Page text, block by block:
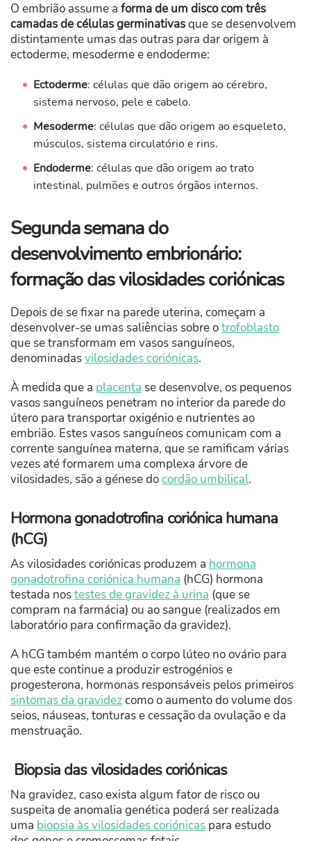
O embrião assume a forma de um disco com três
camadas de células germinativasque se desenvolvem
distintamente umas das outras para dar origem à
ectoderme, mesoderme e endoderme:
Ectoderme: células que dão origem ao cérebro,
sistema nervoso, pele e cabelo.
Mesoderme: células que dão origem ao esqueleto,
músculos, sistema circulatório e rins.
Endoderme: células que dão origem ao trato
intestinal, pulmões e outros órgãos internos.
Segunda semana do
desenvolvimento embrionário:
formação das vilosidades coriónicas
Depois de se fixar na parede uterina, começam a
desenvolver-se umas saliências sobre otrofoblasto
que se transformam em vasos sanguíneos,
denominadasvilosidades coriónicas.
À medida que a placenta se desenvolve, os pequenos
vasos sanguíneos penetram no interior da parede do
útero para transportar oxigénio e nutrientes ao
embrião. Estes vasos sanguíneos comunicam com a
corrente sanguínea materna, que se ramificam várias
vezes até formarem uma complexa árvore de
vilosidades, são a génese docordão umbilical.
Hormona gonadotrofina coriónica humana
(hCG)
As vilosidades coriónicas produzem a hormona
gonadotrofina coriónica humana (hCG) hormona
testada nostestes de gravidez à urina (que se
compram na farmácia) ou ao sangue (realizados em
laboratório para confirmação da gravidez).
A hCG também mantém o corpo lúteo no ovário para
que este continue a produzir estrogénios e
progesterona, hormonas responsáveis pelos primeiros
sintomas da gravidezcomo o aumento do volume dos
seios, náuseas, tonturas e cessação da ovulação e da
menstruação.
Biopsia das vilosidades coriónicas
Na gravidez, caso exista algum fator de risco ou
suspeita de anomalia genética poderá ser realizada
uma biopsia às vilosidades coriónicas para estudo